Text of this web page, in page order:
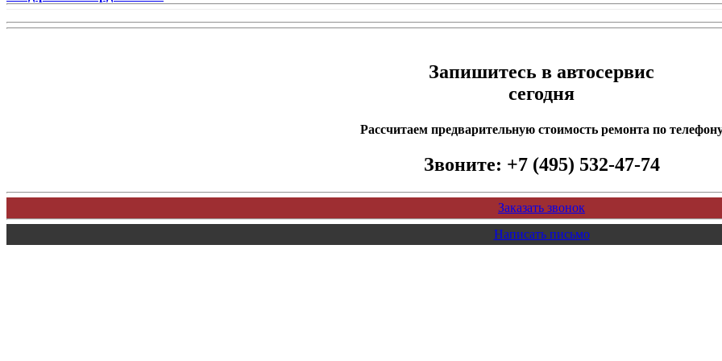
Запишитесь в автосервис
сегодня
Рассчитаем предварительную стоимость ремонта по
Звоните: +7 (495) 532-47-74
Заказать звонок
Написать письмо